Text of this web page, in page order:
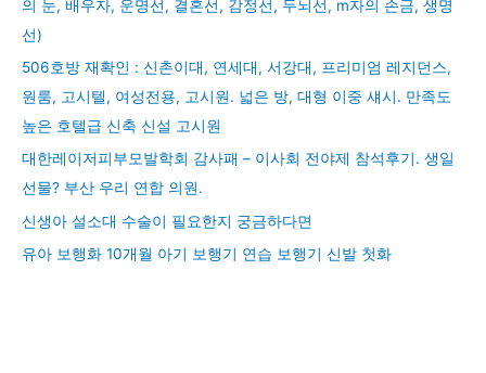
의 눈, 배우자, 운명선, 결혼선, 감정선, 두뇌선, m자의 손금, 생명
선)
506호방 재확인 : 신촌이대, 연세대, 서강대, 프리미엄 레지던스,
원룸, 고시텔, 여성전용, 고시원. 넓은 방, 대형 이중 섀시. 만족도
높은 호텔급 신축 신설 고시원
대한레이저피부모발학회 감사패 – 이사회 전야제 참석후기. 생일
선물? 부산 우리 연합 의원.
신생아 설소대 수술이 필요한지 궁금하다면
유아 보행화 10개월 아기 보행기 연습 보행기 신발 첫화